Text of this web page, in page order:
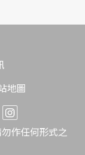
地圖
作任何形式之